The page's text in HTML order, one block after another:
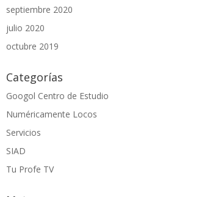
septiembre 2020
julio 2020
octubre 2019
Categorías
Googol Centro de Estudio
Numéricamente Locos
Servicios
SIAD
Tu Profe TV